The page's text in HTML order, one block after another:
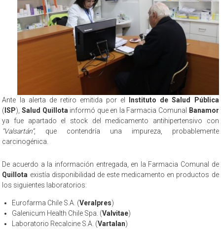
Ante la alerta de retiro emitida por el Instituto de Salud Pública
(ISP),Salud Quillota informó que en la Farmacia Comunal Banamor
ya fue apartado el stock del medicamento antihipertensivo con
“Valsartán”, que contendría una impureza, probablemente
carcinogénica.
De acuerdo a la información entregada, en la Farmacia Comunal de
Quillota existía disponibilidad de este medicamento en productos de
los siguientes laboratorios:
Eurofarma Chile S.A. (Veralpres)
Galenicum Health Chile Spa. (Valvitae)
Laboratorio Recalcine S.A. (Vartalan)